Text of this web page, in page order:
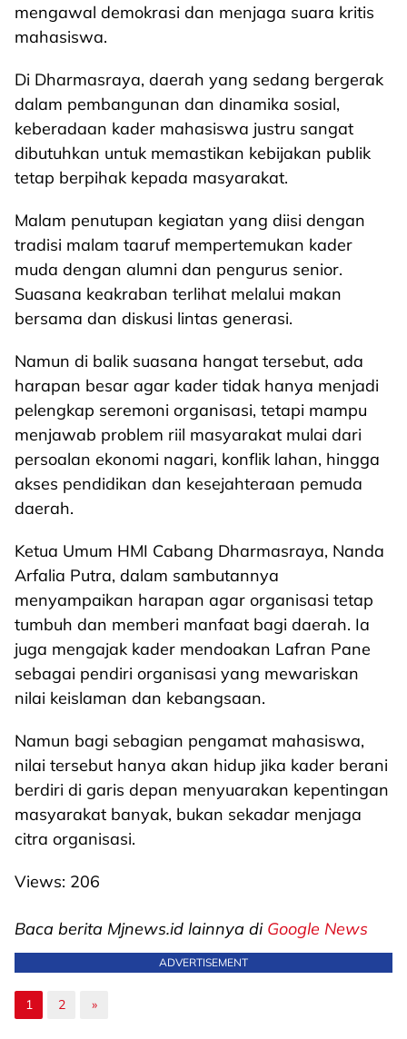
mengawal demokrasi dan menjaga suara kritis
mahasiswa.
Di Dharmasraya, daerah yang sedang bergerak
dalam pembangunan dan dinamika sosial,
keberadaan kader mahasiswa justru sangat
dibutuhkan untuk memastikan kebijakan publik
tetap berpihak kepada masyarakat.
Malam penutupan kegiatan yang diisi dengan
tradisi malam taaruf mempertemukan kader
muda dengan alumni dan pengurus senior.
Suasana keakraban terlihat melalui makan
bersama dan diskusi lintas generasi.
Namun di balik suasana hangat tersebut, ada
harapan besar agar kader tidak hanya menjadi
pelengkap seremoni organisasi, tetapi mampu
menjawab problem riil masyarakat mulai dari
persoalan ekonomi nagari, konflik lahan, hingga
akses pendidikan dan kesejahteraan pemuda
daerah.
Ketua Umum HMI Cabang Dharmasraya, Nanda
Arfalia Putra, dalam sambutannya
menyampaikan harapan agar organisasi tetap
tumbuh dan memberi manfaat bagi daerah. Ia
juga mengajak kader mendoakan Lafran Pane
sebagai pendiri organisasi yang mewariskan
nilai keislaman dan kebangsaan.
Namun bagi sebagian pengamat mahasiswa,
nilai tersebut hanya akan hidup jika kader berani
berdiri di garis depan menyuarakan kepentingan
masyarakat banyak, bukan sekadar menjaga
citra organisasi.
Views: 206
Baca berita Mjnews.id lainnya di Google News
ADVERTISEMENT
1 2 »